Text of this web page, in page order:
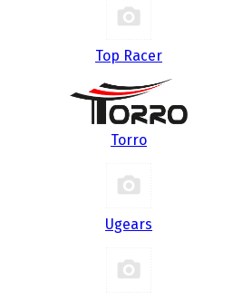
Top Racer
Torro
Ugears